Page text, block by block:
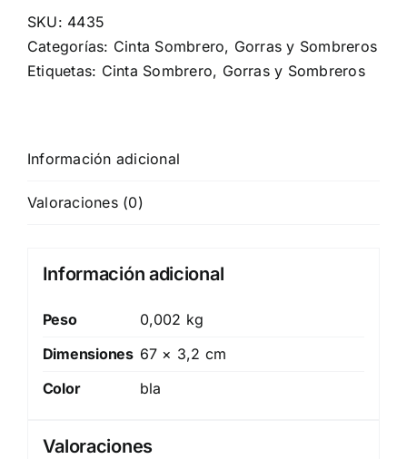
SKU: 4435
Categorías: Cinta Sombrero, Gorras y Sombreros
Etiquetas: Cinta Sombrero, Gorras y Sombreros
Información adicional
Valoraciones (0)
Información adicional
Peso
0,002 kg
Dimensiones 67 × 3,2 cm
Color
bla
Valoraciones